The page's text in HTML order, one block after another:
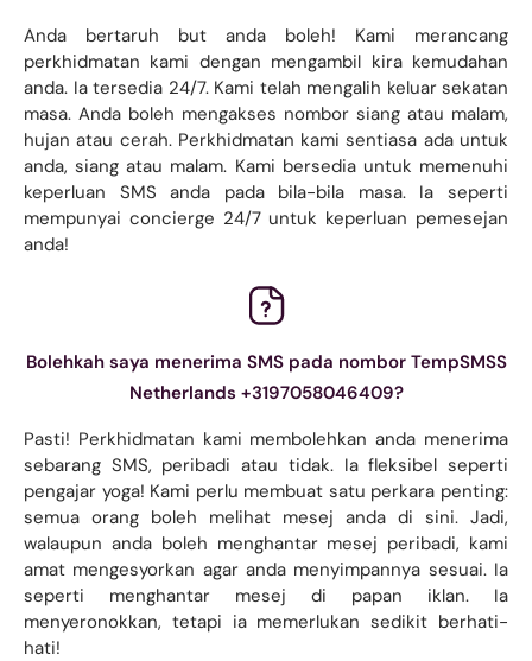
Anda bertaruh but anda boleh! Kami merancang
perkhidmatan kami dengan mengambil kira kemudahan
anda. Ia tersedia 24/7. Kami telah mengalih keluar sekatan
masa. Anda boleh mengakses nombor siang atau malam,
hujan atau cerah. Perkhidmatan kami sentiasa ada untuk
anda, siang atau malam. Kami bersedia untuk memenuhi
keperluan SMS anda pada bila-bila masa. Ia seperti
mempunyai concierge 24/7 untuk keperluan pemesejan
anda!
Bolehkah saya menerima SMS pada nombor TempSMSS
Netherlands +3197058046409?
Pasti! Perkhidmatan kami membolehkan anda menerima
sebarang SMS, peribadi atau tidak. Ia fleksibel seperti
pengajar yoga! Kami perlu membuat satu perkara penting:
semua orang boleh melihat mesej anda di sini. Jadi,
walaupun anda boleh menghantar mesej peribadi, kami
amat mengesyorkan agar anda menyimpannya sesuai. Ia
seperti menghantar mesej di papan iklan. Ia
menyeronokkan, tetapi ia memerlukan sedikit berhati-
hati!